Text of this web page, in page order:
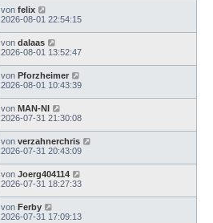
von felix
2026-08-01 22:54:15
von dalaas
2026-08-01 13:52:47
von Pforzheimer
2026-08-01 10:43:39
von MAN-NI
2026-07-31 21:30:08
von verzahnerchris
2026-07-31 20:43:09
von Joerg404114
2026-07-31 18:27:33
von Ferby
2026-07-31 17:09:13